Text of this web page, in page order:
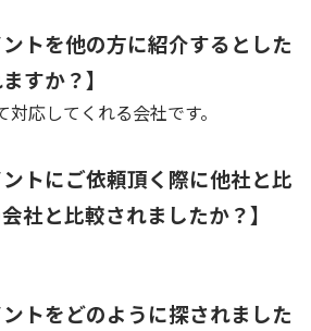
ントを他の方に紹介するとした
すか？】
応してくれる会社です。
ントにご依頼頂く際に他社と比
社と比較されましたか？】
ントをどのように探されました